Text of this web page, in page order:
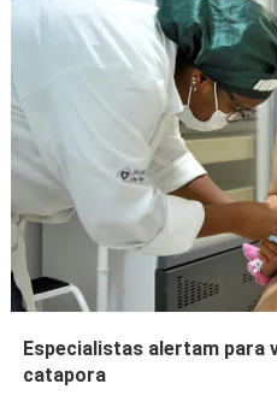
Especialistas alertam para
catapora